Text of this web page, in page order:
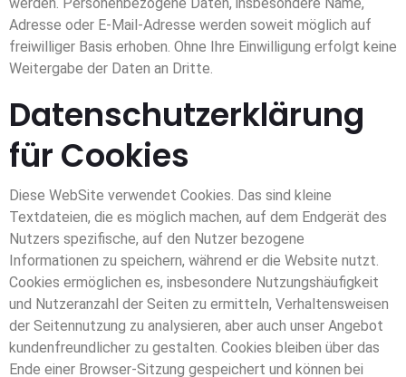
Adresse oder E-Mail-Adresse werden soweit möglich auf
freiwilliger Basis erhoben. Ohne Ihre Einwilligung erfolgt keine
Weitergabe der Daten an Dritte.
Datenschutzerklärung
für Cookies
Diese WebSite verwendet Cookies. Das sind kleine
Textdateien, die es möglich machen, auf dem Endgerät des
Nutzers spezifische, auf den Nutzer bezogene
Informationen zu speichern, während er die Website nutzt.
Cookies ermöglichen es, insbesondere Nutzungshäufigkeit
und Nutzeranzahl der Seiten zu ermitteln, Verhaltensweisen
der Seitennutzung zu analysieren, aber auch unser Angebot
kundenfreundlicher zu gestalten. Cookies bleiben über das
Ende einer Browser-Sitzung gespeichert und können bei